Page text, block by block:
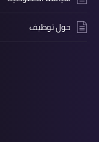
حول توظيف